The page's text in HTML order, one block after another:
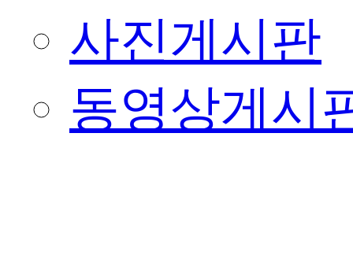
사진게시판
동영상게시